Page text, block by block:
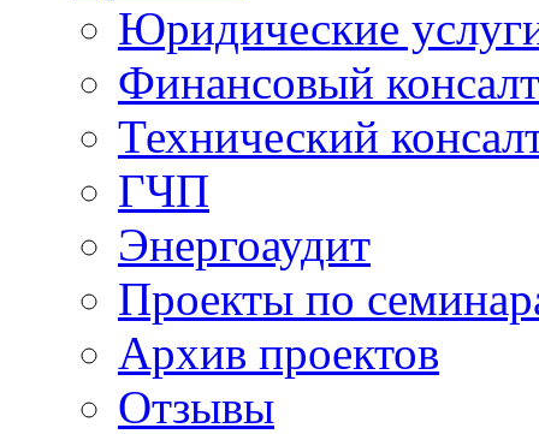
Юридические
Финансовый
Технический
ГЧП
Энергоаудит
Проекты по
Архив проектов
Отзывы